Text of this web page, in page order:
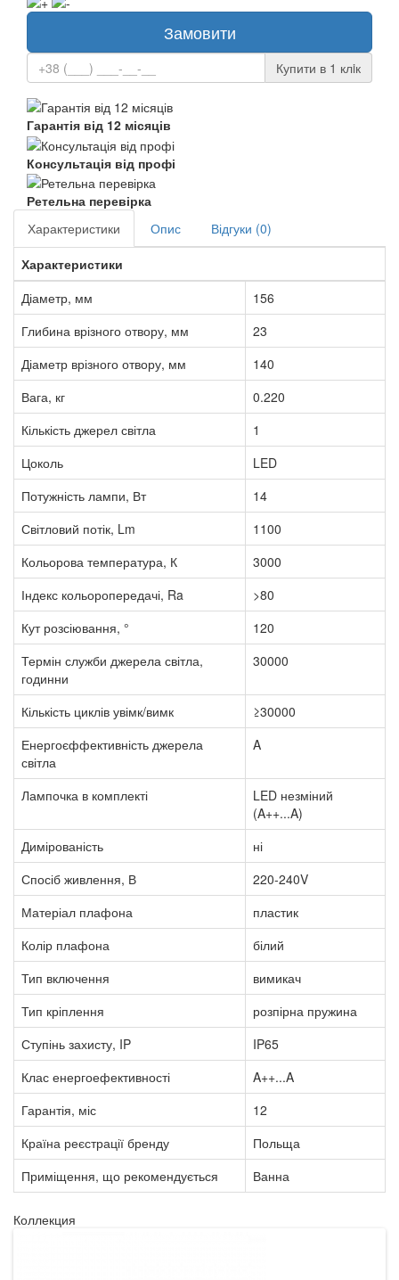
Замовити
Купити в 1 клiк
Гарантія від 12 місяців
Консультація від профі
Ретельна перевірка
Характеристики
Опис
Відгуки (0)
Характеристики
Діаметр, мм
156
Глибина врізного отвору, мм
23
Діаметр врізного отвору, мм
140
Вага, кг
0.220
Кількість джерел світла
1
Цоколь
LED
Потужність лампи, Вт
14
Світловий потік, Lm
1100
Кольорова температура, К
3000
Індекс кольоропередачі, Ra
>80
Кут розсіювання, °
120
Термін служби джерела світла,
годинни
30000
Кількість циклів увімк/вимк
≥30000
Енергоєффективність джерела
світла
A
Лампочка в комплекті
LED незміний
(A++...A)
Димірованість
ні
Спосіб живлення, В
220-240V
Матеріал плафона
пластик
Колір плафона
білий
Тип включення
вимикач
Тип кріплення
розпірна пружина
Ступінь захисту, IP
IP65
Клас енергоефективності
A++...A
Гарантія, міс
12
Країна реєстрації бренду
Польща
Приміщення, що рекомендується
Ванна
Коллекция